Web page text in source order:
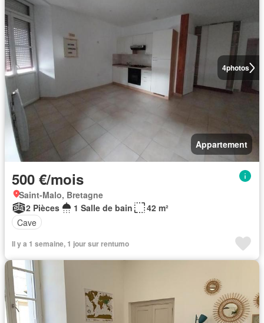
4photos
Appartement
500 €/mois
Saint-Malo, Bretagne
2 Pièces
1 Salle de bain
42 m²
Cave
Il y a 1 semaine, 1 jour sur rentumo